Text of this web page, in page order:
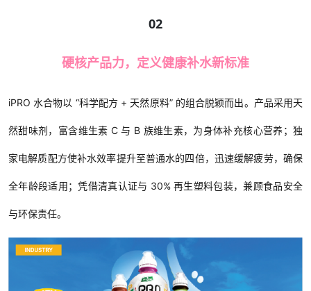
02
硬核产品力，定义健康补水新标准
iPRO 水合物以 “科学配方 + 天然原料” 的组合脱颖而出。产品采用天
然甜味剂，富含维生素 C 与 B 族维生素，为身体补充核心营养；独
家电解质配方使补水效率提升至普通水的四倍，迅速缓解疲劳，确保
全年龄段适用；凭借清真认证与 30% 再生塑料包装，兼顾食品安全
与环保责任。